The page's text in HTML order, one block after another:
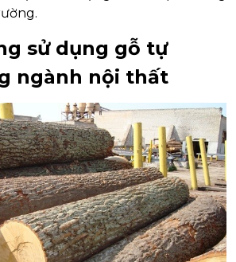
sử dụng gỗ tự
ngành nội thất